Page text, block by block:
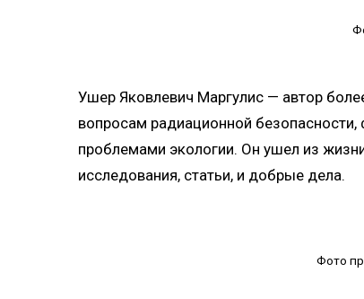
Ушер Яковлевич Маргулис — автор
вопросам радиационной
проблемами экологии. Он ушел из
исследования, статьи, и добрые дела.
Фото